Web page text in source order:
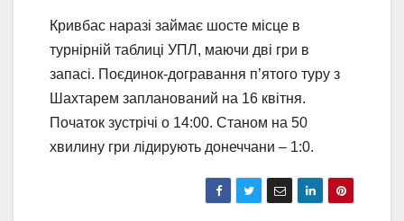
Кривбас наразі займає шосте місце в
турнірній таблиці УПЛ, маючи дві гри в
запасі. Поєдинок-догравання п’ятого туру з
Шахтарем запланований на 16 квітня.
Початок зустрічі о 14:00. Станом на 50
хвилину гри лідирують донеччани – 1:0.